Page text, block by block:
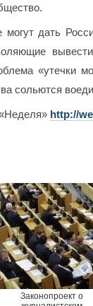
могут дать
«утечки
сольются
http://
Законопроект о